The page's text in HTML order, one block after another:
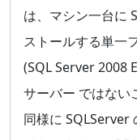
は、マシン一台に
ストールする単一
(SQL Server 2008
サーバー ではない
同様に SQLServer